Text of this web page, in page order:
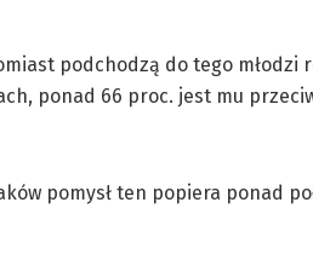
podchodzą do tego młodzi
ponad 66 proc. jest mu
pomysł ten popiera ponad